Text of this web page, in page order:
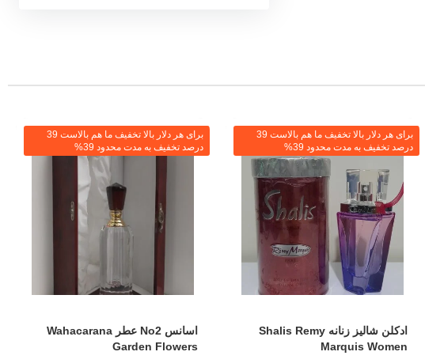
برای هر دلار بالا تخفیف ما هم بالاست 39
درصد تخفیف به مدت محدود 39%
ادکلن شالیز زنانه Shalis Remy
Marquis Women
برای هر دلار بالا تخفیف ما هم بالاست 39
درصد تخفیف به مدت محدود 39%
اسانس No2 عطر Wahacarana
Garden Flowers